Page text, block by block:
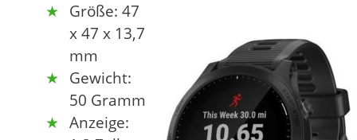
Größe: 47
x 47 x 13,7
mm
Gewicht:
50 Gramm
Anzeige: